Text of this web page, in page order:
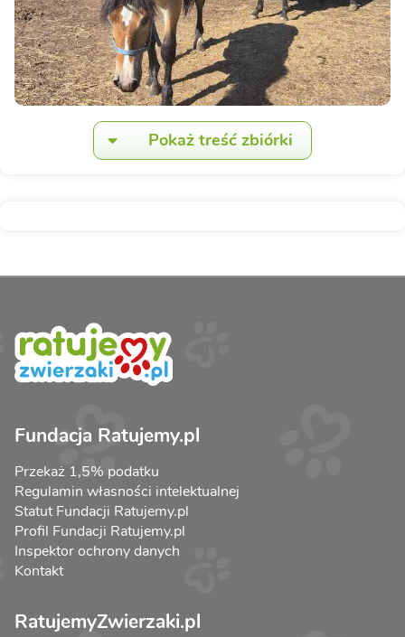
Pokaż treść zbiórki
Fundacja Ratujemy.pl
Przekaż 1,5% podatku
Regulamin własności intelektualnej
Statut Fundacji Ratujemy.pl
Profil Fundacji Ratujemy.pl
Inspektor ochrony danych
Kontakt
RatujemyZwierzaki.pl